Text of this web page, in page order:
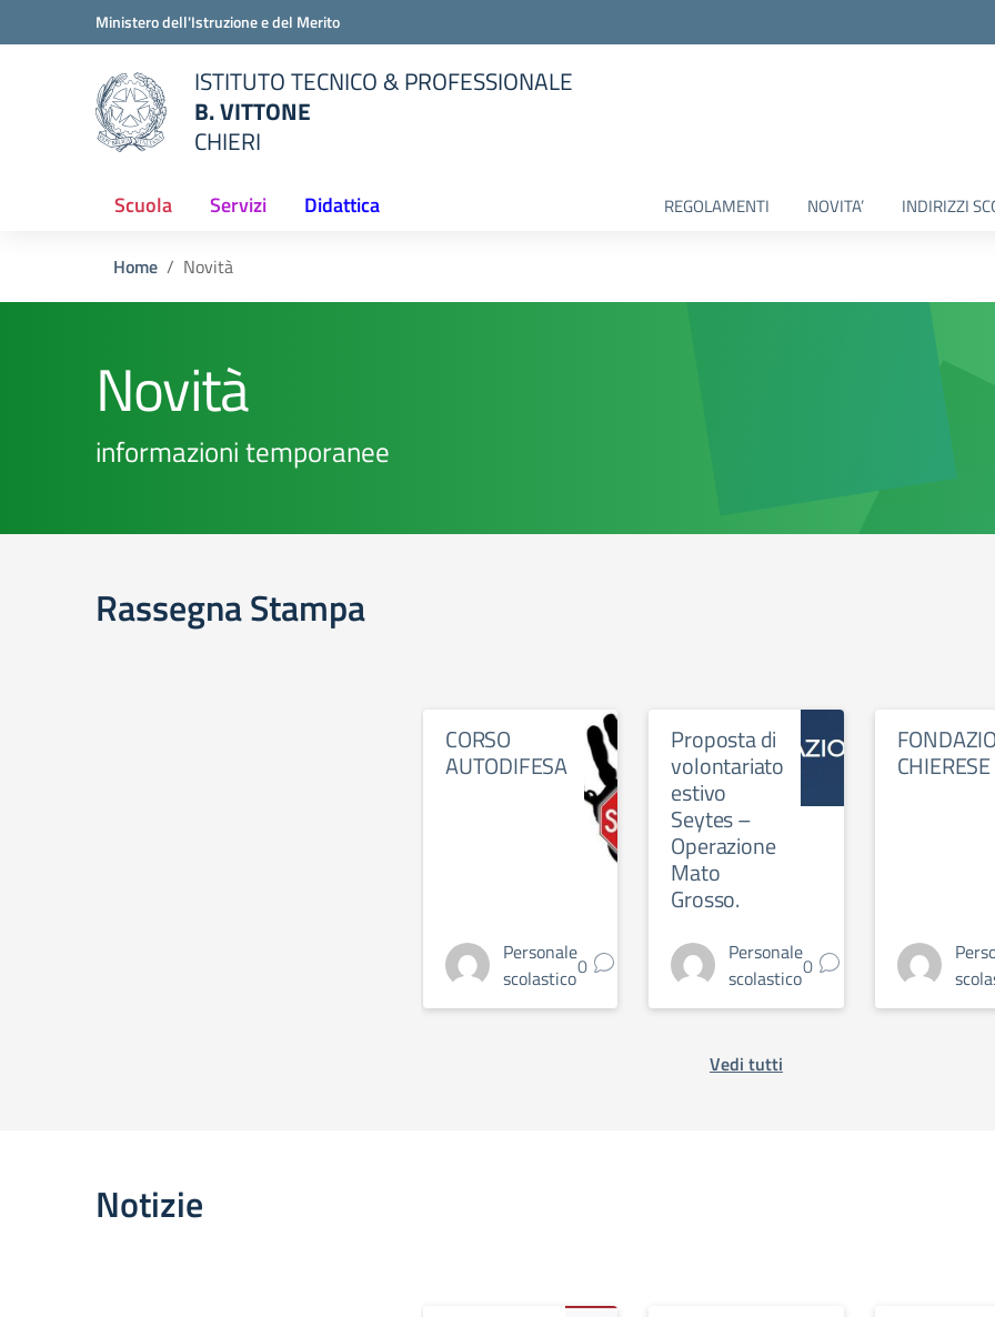
Vai ai contenuti
Vai al menu di navigazioneMinistero dell'Istruzione e del Merito
scuola
ISTITUTO TECNICO & PROFESSIONALE
B. VITTONE
CHIERI
Scuola Servizi Didattica REGOLAMENTI NOVITA’ INDIRIZZI
Home Novità
Novità
informazioni temporanee
Rassegna Stampa
CORSO
AUTODIFESA
Personale
scolastico0
Proposta di
volontariato
estivo
Seytes –
Operazione
Mato
Grosso.
Personale
scolastico0
CHIERESE
Vedi tutti
Notizie